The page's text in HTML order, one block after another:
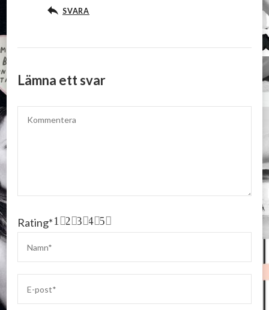
SVARA
Lämna ett svar
Rating* 5
4
3
2
1